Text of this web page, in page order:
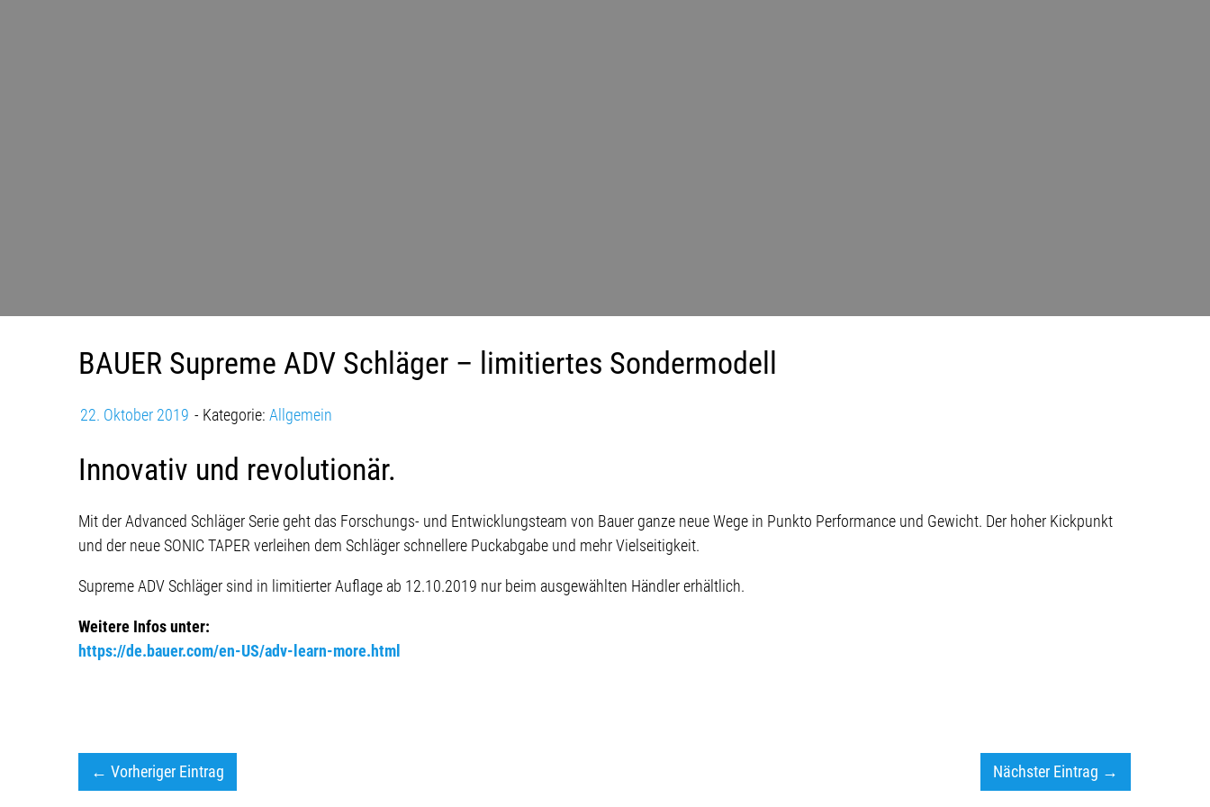
BAUER Supreme ADV Schläger – limitiertes Sondermodell
22. Oktober 2019 Kategorie: Allgemein
Innovativ und revolutionär.
Mit der Advanced Schläger Serie geht das Forschungs- und Entwicklungsteam von Bauer ganze neue Wege in Punkto Performance und Gewicht. Der hoher Kickpunkt
und der neue SONIC TAPER verleihen dem Schläger schnellere Puckabgabe und mehr Vielseitigkeit.
Supreme ADV Schläger sind in limitierter Auflage ab 12.10.2019 nur beim ausgewählten Händler erhältlich.
Weitere Infos unter:
https://de.bauer.com/en-US/adv-learn-more.html
← Vorheriger Eintrag Nächster Eintrag →